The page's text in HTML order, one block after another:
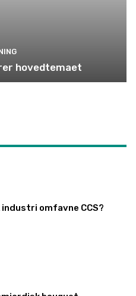
hovedtemaet
industri omfavne CCS?